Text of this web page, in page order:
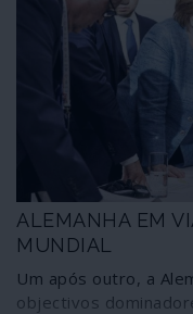
ALEMANHA EM
MUNDIAL
Um após outro, a
objectivos